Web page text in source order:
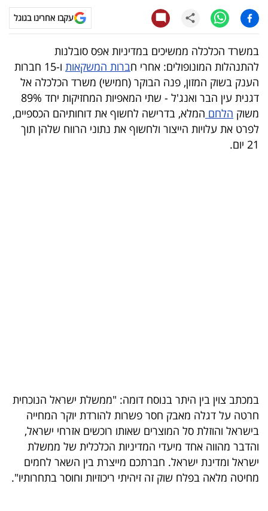
טלוויזיה
עסקי
ספורט
קריירה
ולימודים
מינויים
הכלכלי
פודקאסט
40
UNDER
40
עקבו אחרינו בגוגל
במשרד הכלכלה ממשיכים במדיניות אפס סובלנות
להתנהלות המונופולים: אחרי חברות המשקאות
ו-15 חברות
הענק בשוק המזון, פנה הבוקר (חמישי) משרד הכלכלה אל
דגנית עין הבר ואנג'ל - שתי המאפיות המחזיקות יחד 89%
משוק הלחם המלא, בדרישה לחשוף את דוחותיהם הכספיים,
לפרט את עלויות הייצור ולחשוף את נתוני הרווח שלהן תוך
21 יום.
במכתב צוין בין היתר בנוסח דומה: "ממשלת ישראל הנוכחית
חרטה על דגלה מאבק חסר פשרות להורדת יוקר המחייה
בישראל והוזלת סל המוצרים שאותו רוכשים אזרחי ישראל,
והדבר מהווה אחד מיעדי המדיניות הכלכלית של ממשלת
ישראל ומדינת ישראל. חברתכם מייצרת בין השאר לחמים
מחיטה מלאה בפלח שוק זה זיהיתי ריכוזיות וחוסר בתחרותיו".